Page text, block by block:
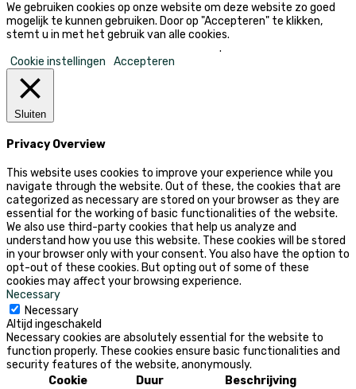
We gebruiken cookies op onze website om deze website zo goed
mogelijk te kunnen gebruiken. Door op "Accepteren" te klikken,
stemt u in met het gebruik van alle cookies.
.
Cookie instellingen
Accepteren
Sluiten
Privacy Overview
This website uses cookies to improve your experience while you
navigate through the website. Out of these, the cookies that are
categorized as necessary are stored on your browser as they are
essential for the working of basic functionalities of the website.
We also use third-party cookies that help us analyze and
understand how you use this website. These cookies will be stored
in your browser only with your consent. You also have the option to
opt-out of these cookies. But opting out of some of these
cookies may affect your browsing experience.
Necessary
Necessary
Altijd ingeschakeld
Necessary cookies are absolutely essential for the website to
function properly. These cookies ensure basic functionalities and
security features of the website, anonymously.
Cookie
Duur Beschrijving